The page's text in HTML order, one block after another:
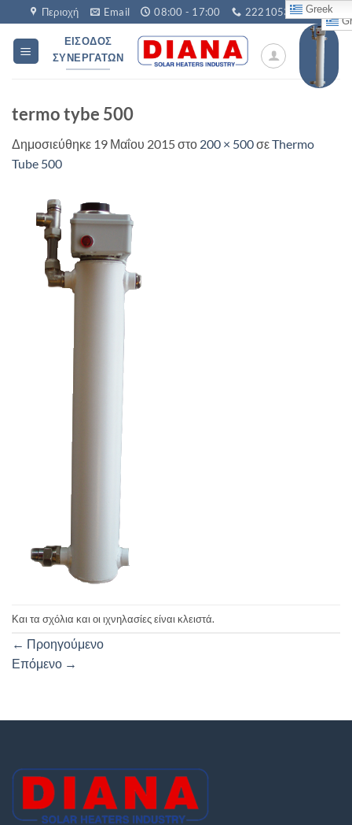
Μετάβαση
στο
περιεχόμενο
Περιοχή Email 08:00 - 17:00 2221053760
ΕΊΣΟΔΟΣ
ΣΥΝΕΡΓΑΤΏΝ
termo tybe 500
Δημοσιεύθηκε 19 Μαΐου 2015στο 200 × 500σεThermo
Tube 500
Και τα σχόλια και οι ιχνηλασίες είναι κλειστά.
← Προηγούμενο
Επόμενο →
Greek